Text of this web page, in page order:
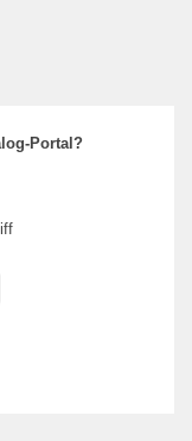
Portal?